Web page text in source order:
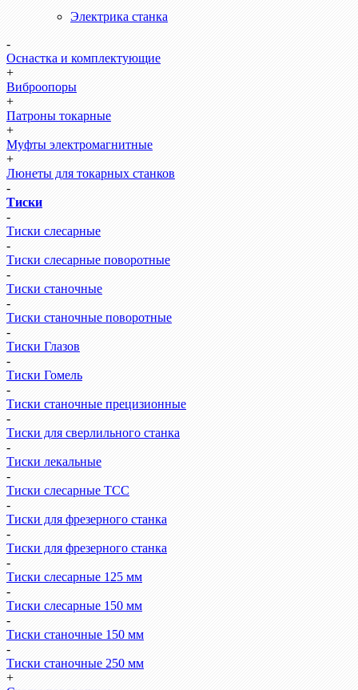
Электрика станка
-
Оснастка и комплектующие
+
Виброопоры
+
Патроны токарные
+
Муфты электромагнитные
+
Люнеты для токарных станков
-
Тиски
-
Тиски слесарные
-
Тиски слесарные поворотные
-
Тиски станочные
-
Тиски станочные поворотные
-
Тиски Глазов
-
Тиски Гомель
-
Тиски станочные прецизионные
-
Тиски для сверлильного станка
-
Тиски лекальные
-
Тиски слесарные ТСС
-
Тиски для фрезерного станка
-
Тиски для фрезерного станка
-
Тиски слесарные 125 мм
-
Тиски слесарные 150 мм
-
Тиски станочные 150 мм
-
Тиски станочные 250 мм
+